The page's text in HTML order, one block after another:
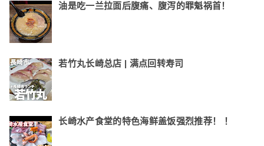
油是吃一兰拉面后腹痛、腹泻的罪魁祸首！
若竹丸长崎总店 | 满点回转寿司
长崎水产食堂的特色海鲜盖饭强烈推荐！ ！